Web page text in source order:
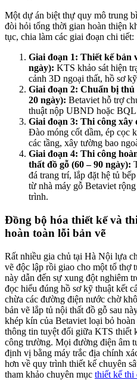
Một dự án biệt thự quy mô trung
đòi hỏi tổng thời gian hoàn thiện
tục, chia làm các giai đoạn chi tiết:
Giai đoạn 1: Thiết kế bản
ngày): KTS khảo sát hiện
cảnh 3D ngoại thất, hồ sơ
Giai đoạn 2: Chuẩn bị
20 ngày): Betaviet hỗ trợ
thuật nộp UBND hoặc BQL
Giai đoạn 3: Thi công xây
Đào móng cốt dầm, ép cọc
các tầng, xây tường bao
Giai đoạn 4: Thi công
thất đồ gỗ (60 – 90 ngày):
đá trang trí, lắp đặt hệ tủ
từ nhà máy gỗ Betaviet
trình.
Đồng bộ hóa thiết kế và
hoàn toàn lỗi bản vẽ
Rất nhiều gia chủ tại Hà Nội lựa
vẽ độc lập rồi giao cho một tổ thợ
này dẫn đến sự xung đột nghiêm
đọc hiểu đúng hồ sơ kỹ thuật kết
chừa các đường điện nước chờ
bản vẽ lắp tủ nội thất đồ gỗ sau
khép kín của Betaviet loại bỏ
thông tin tuyệt đối giữa KTS thiết
công trường. Mọi đường điện âm
định vị bằng máy trắc địa chính
hơn về quy trình thiết kế chuyên
tham khảo chuyên mục thiết kế thi